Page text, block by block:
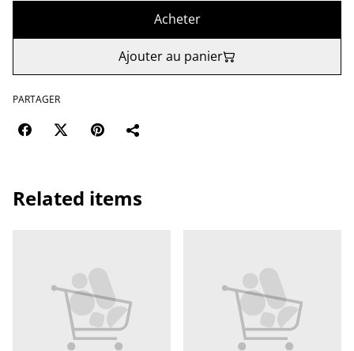
Acheter
Ajouter au panier
PARTAGER
Related items